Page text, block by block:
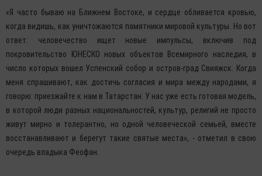
«Я часто бываю на Ближнем Востоке, и сердце обливается кровью,
когда видишь, как уничтожаются памятники мировой культуры. Но вот
ответ: человечество ищет новые импульсы, включив под
покровительство ЮНЕСКО новых объектов Всемирного наследия, в
число которых вошел Успенский собор и остров-град Свияжск. Когда
меня спрашивают, как достичь согласия и мира между народами, я
говорю: приезжайте к нам в Татарстан. У нас уже есть готовая модель,
в которой люди разных национальностей, культур, религий не просто
живут мирно и толерантно, но одной человеческой семьей, вместе
восстанавливают и берегут такие святые места», - отметил в свою
очередь владыка Феофан.